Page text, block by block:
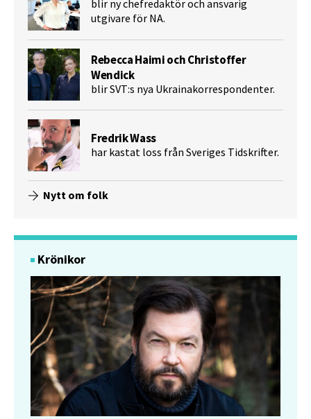
blir ny chefredaktör och ansvarig
utgivare för NA.
Rebecca Haimi och Christoffer
Wendick
blir SVT:s nya Ukrainakorrespondenter.
Fredrik Wass
har kastat loss från Sveriges Tidskrifter.
Nytt om folk
Krönikor